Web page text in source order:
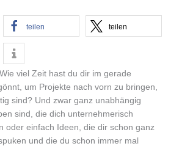
teilen teilen
viel Zeit hast du dir im gerade
um Projekte nach vorn zu bringen,
sind? Und zwar ganz unabhängig
sind, die dich unternehmerisch
oder einfach Ideen, die dir schon ganz
und die du schon immer mal